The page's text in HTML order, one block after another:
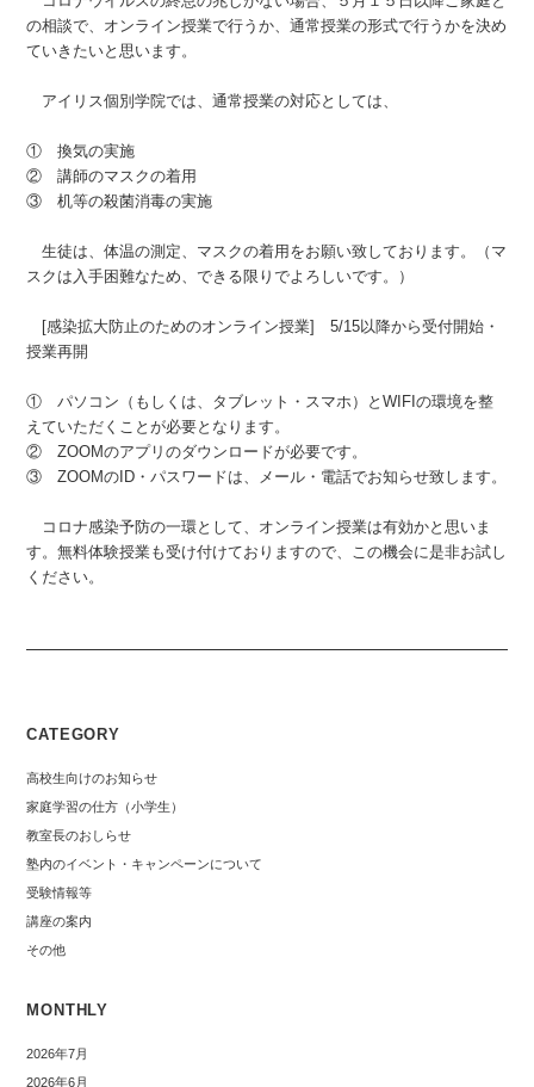
の相談で、オンライン授業で行うか、通常授業の形式で行うかを決め
ていきたいと思います。
アイリス個別学院では、通常授業の対応としては、
① 換気の実施
② 講師のマスクの着用
③ 机等の殺菌消毒の実施
生徒は、体温の測定、マスクの着用をお願い致しております。（マ
スクは入手困難なため、できる限りでよろしいです。）
[感染拡大防止のためのオンライン授業] 5/15以降から受付開始・
授業再開
① パソコン（もしくは、タブレット・スマホ）とWIFIの環境を整
えていただくことが必要となります。
② ZOOMのアプリのダウンロードが必要です。
③ ZOOMのID・パスワードは、メール・電話でお知らせ致します。
コロナ感染予防の一環として、オンライン授業は有効かと思いま
す。無料体験授業も受け付けておりますので、この機会に是非お試し
ください。
CATEGORY
高校生向けのお知らせ
家庭学習の仕方（小学生）
教室長のおしらせ
塾内のイベント・キャンペーンについて
受験情報等
講座の案内
その他
MONTHLY
2026年7月
2026年6月